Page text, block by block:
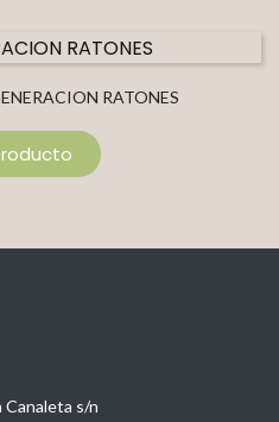
RATONES
Canaleta s/n